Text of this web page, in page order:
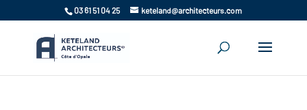
03 61 51 04 25 keteland@architecteurs.com